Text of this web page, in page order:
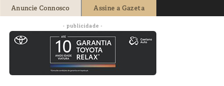
Anuncie Connosco Assine a Gazeta
- publicidade -